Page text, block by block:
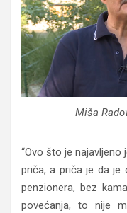
Miša
“Ovo što je najavljeno
priča, a priča je da je
penzionera, bez
povećanja, to nije